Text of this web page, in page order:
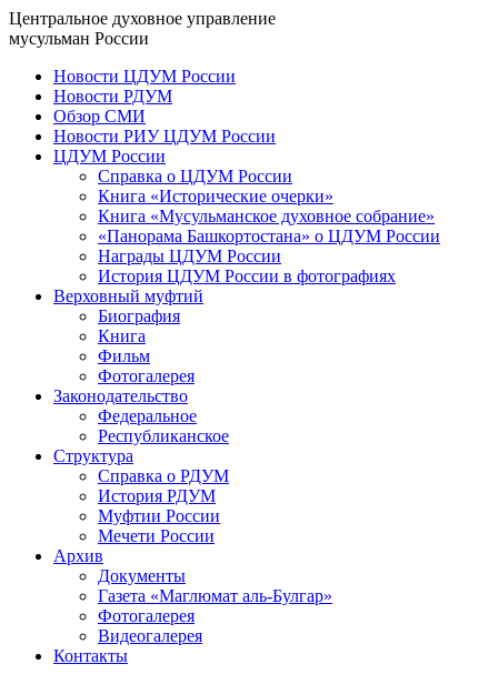
Центральное духовное управление
мусульман России
Новости ЦДУМ России
Новости РДУМ
Обзор СМИ
Новости РИУ ЦДУМ России
ЦДУМ России
Справка о ЦДУМ России
Книга «Исторические очерки»
Книга «Мусульманское духовное собрание»
«Панорама Башкортостана» о ЦДУМ России
Награды ЦДУМ России
История ЦДУМ России в фотографиях
Верховный муфтий
Биография
Книга
Фильм
Фотогалерея
Законодательство
Федеральное
Республиканское
Структура
Справка о РДУМ
История РДУМ
Муфтии России
Мечети России
Архив
Документы
Газета «Маглюмат аль-Булгар»
Фотогалерея
Видеогалерея
Контакты